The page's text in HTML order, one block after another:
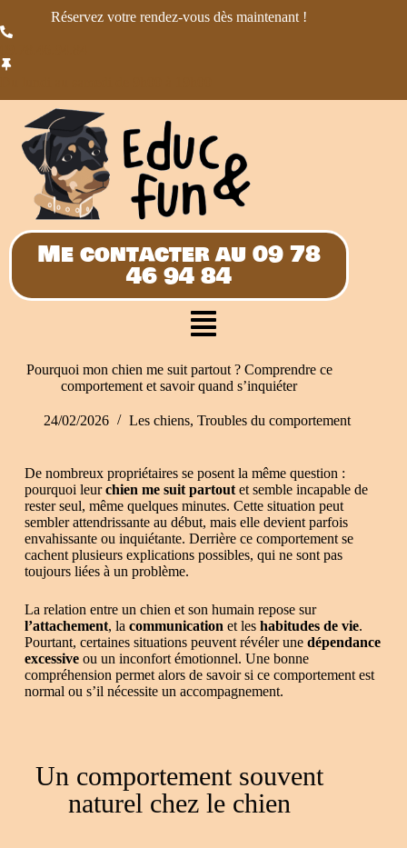
Réservez votre rendez-vous dès maintenant !
Me contacter au 09 78
46 94 84
Pourquoi mon chien me suit partout ? Comprendre ce
comportement et savoir quand s’inquiéter
24/02/2026 Les chiens,Troubles du comportement
De nombreux propriétaires se posent la même question :
pourquoi leurchien me suit partoutet semble incapable de
rester seul, même quelques minutes. Cette situation peut
sembler attendrissante au début, mais elle devient parfois
envahissante ou inquiétante. Derrière ce comportement se
cachent plusieurs explications possibles, qui ne sont pas
toujours liées à un problème.
La relation entre un chien et son humain repose sur
l’attachement, la communication et les habitudes de vie.
Pourtant, certaines situations peuvent révéler une dépendance
excessiveou un inconfort émotionnel. Une bonne
compréhension permet alors de savoir si ce comportement est
normal ou s’il nécessite un accompagnement.
Un comportement souvent
naturel chez le chien